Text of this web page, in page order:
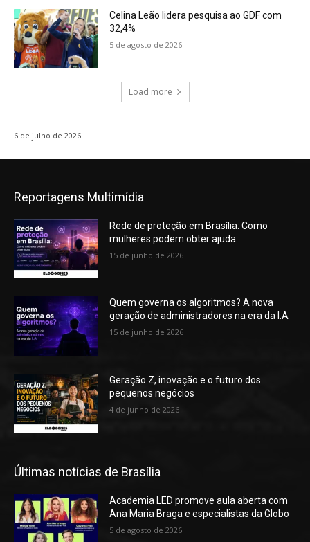
Celina Leão lidera pesquisa ao GDF com
32,4%
5 de agosto de 2026
Load more
6 de julho de 2026
Reportagens Multimídia
Rede de proteção em Brasília: Como
mulheres podem obter ajuda
15 de junho de 2026
Quem governa os algoritmos? A nova
geração de administradores na era da I.A
15 de junho de 2026
Geração Z, inovação e o futuro dos
pequenos negócios
4 de junho de 2026
Últimas notícias de Brasília
Academia LED promove aula aberta com
Ana Maria Braga e especialistas da Globo
5 de agosto de 2026